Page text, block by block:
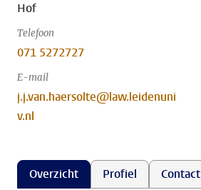
Hof
Telefoon
071 5272727
E-mail
j.j.van.haersolte@law.leidenuni
v.nl
Overzicht Profiel
Contact